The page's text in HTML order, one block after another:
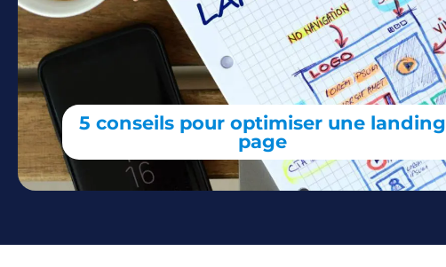
5 conseils pour optimiser une landing
page